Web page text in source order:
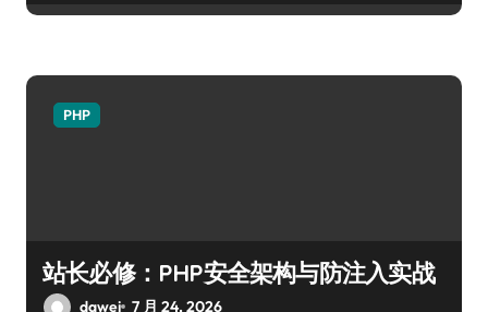
PHP
站长必修：PHP安全架构与防注入实战
dawei 7 月 24, 2026